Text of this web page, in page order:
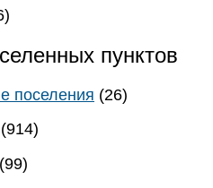
пунктов
поселения (26)
(914)
(99)